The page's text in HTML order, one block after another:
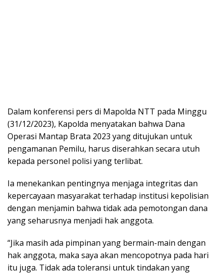
Dalam konferensi pers di Mapolda NTT pada Minggu
(31/12/2023), Kapolda menyatakan bahwa Dana
Operasi Mantap Brata 2023 yang ditujukan untuk
pengamanan Pemilu, harus diserahkan secara utuh
kepada personel polisi yang terlibat.
Ia menekankan pentingnya menjaga integritas dan
kepercayaan masyarakat terhadap institusi kepolisian
dengan menjamin bahwa tidak ada pemotongan dana
yang seharusnya menjadi hak anggota.
“Jika masih ada pimpinan yang bermain-main dengan
hak anggota, maka saya akan mencopotnya pada hari
itu juga. Tidak ada toleransi untuk tindakan yang